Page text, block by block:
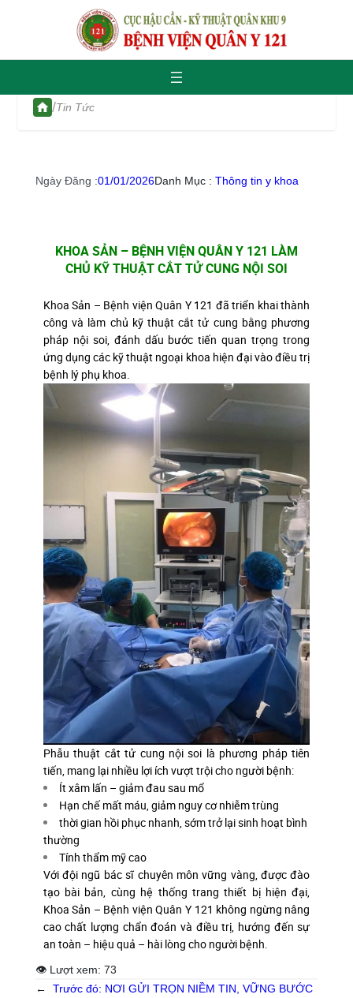
/Tin Tức
Ngày Đăng :01/01/2026Danh Mục : Thông tin y khoa
KHOA SẢN – BỆNH VIỆN QUÂN Y 121 LÀM
CHỦ KỸ THUẬT CẮT TỬ CUNG NỘI SOI
Khoa Sản – Bệnh viện Quân Y 121 đã triển khai thành
công và làm chủ kỹ thuật cắt tử cung bằng phương
pháp nội soi, đánh dấu bước tiến quan trọng trong
ứng dụng các kỹ thuật ngoại khoa hiện đại vào điều trị
bệnh lý phụ khoa.
Phẫu thuật cắt tử cung nội soi là phương pháp tiên
tiến, mang lại nhiều lợi ích vượt trội cho người bệnh:
Ít xâm lấn – giảm đau sau mổ
Hạn chế mất máu, giảm nguy cơ nhiễm trùng
thời gian hồi phục nhanh, sớm trở lại sinh hoạt bình
thường
Tính thẩm mỹ cao
Với đội ngũ bác sĩ chuyên môn vững vàng, được đào
tạo bài bản, cùng hệ thống trang thiết bị hiện đại,
Khoa Sản – Bệnh viện Quân Y 121 không ngừng nâng
cao chất lượng chẩn đoán và điều trị, hướng đến sự
an toàn – hiệu quả – hài lòng cho người bệnh.
👁 Lượt xem: 73
←
Trước đó: NƠI GỬI TRỌN NIỀM TIN, VỮNG BƯỚC